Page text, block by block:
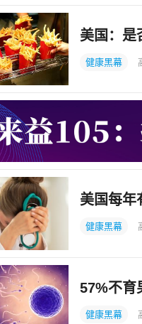
美国：是
健康黑幕
美国每年
健康黑幕
57%不育
健康黑幕